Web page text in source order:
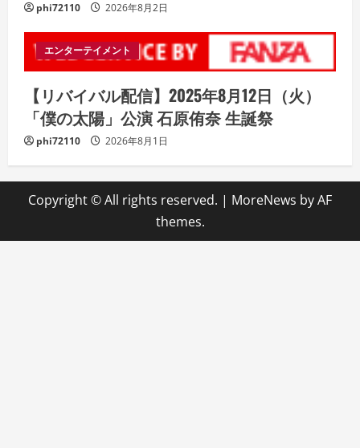
phi72110 2026年8月2日
エンターテイメント
【リバイバル配信】2025年8月12日（火）
「僕の太陽」公演 石原侑奈 生誕祭
phi72110 2026年8月1日
Copyright © All rights reserved. | MoreNews by AF
themes.